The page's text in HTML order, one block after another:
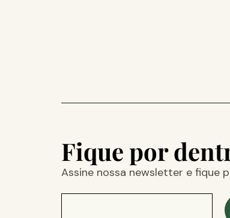
Fique por
Assine nossa newsletter e fique